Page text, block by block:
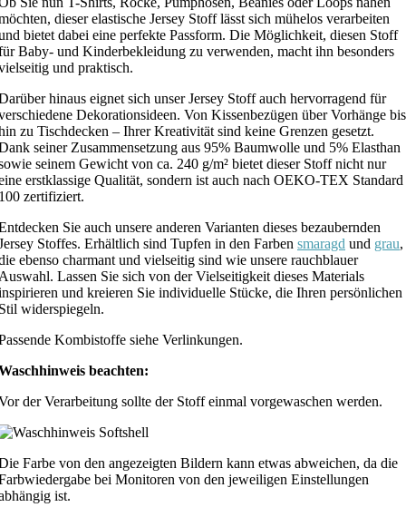
dieser elastische Jersey Stoff lässt sich mühelos verarbeiten
bietet dabei eine perfekte Passform. Die Möglichkeit, diesen Stoff
Baby- und Kinderbekleidung zu verwenden, macht ihn besonders
und praktisch.
hinaus eignet sich unser Jersey Stoff auch hervorragend für
Dekorationsideen. Von Kissenbezügen über Vorhänge bis
zu Tischdecken – Ihrer Kreativität sind keine Grenzen gesetzt.
seiner Zusammensetzung aus 95% Baumwolle und 5% Elasthan
seinem Gewicht von ca. 240 g/m² bietet dieser Stoff nicht nur
erstklassige Qualität, sondern ist auch nach OEKO-TEX Standard
zertifiziert.
Sie auch unsere anderen Varianten dieses bezaubernden
Stoffes. Erhältlich sind Tupfen in den Farben smaragd und grau,
ebenso charmant und vielseitig sind wie unsere rauchblauer
Lassen Sie sich von der Vielseitigkeit dieses Materials
und kreieren Sie individuelle Stücke, die Ihren persönlichen
widerspiegeln.
Kombistoffe siehe Verlinkungen.
beachten:
der Verarbeitung sollte der Stoff einmal vorgewaschen werden.
Farbe von den angezeigten Bildern kann etwas abweichen, da die
bei Monitoren von den jeweiligen Einstellungen
ist.